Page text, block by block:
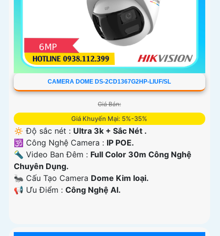
CAMERA DOME DS-2CD1367G2HP-LIUF/SL
Giá Bán:
Giá Khuyến Mại: 5%-35%
🔅 Độ sắc nét : Ultra 3k + Sắc Nét .
🕉️ Công Nghệ Camera : IP POE.
🔦 Video Ban Đêm : Full Color 30m Công Nghệ
Chuyên Dụng.
🐜 Cấu Tạo Camera Dome Kim loại.
️📢 Ưu Điểm : Công Nghệ AI.